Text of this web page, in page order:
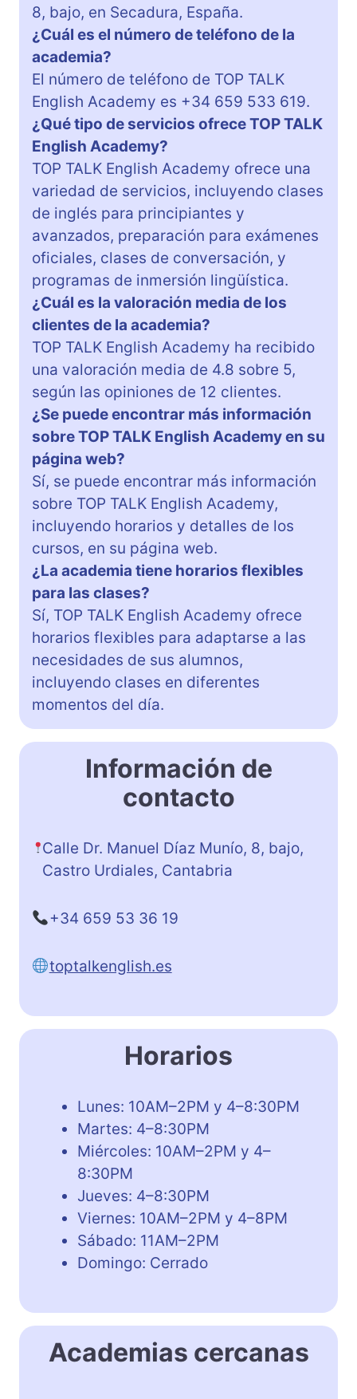
8, bajo, en Secadura, España.
¿Cuál es el número de teléfono de la
academia?
El número de teléfono de TOP TALK
English Academy es +34 659 533 619.
¿Qué tipo de servicios ofrece TOP TALK
English Academy?
TOP TALK English Academy ofrece una
variedad de servicios, incluyendo clases
de inglés para principiantes y
avanzados, preparación para exámenes
oficiales, clases de conversación, y
programas de inmersión lingüística.
¿Cuál es la valoración media de los
clientes de la academia?
TOP TALK English Academy ha recibido
una valoración media de 4.8 sobre 5,
según las opiniones de 12 clientes.
¿Se puede encontrar más información
sobre TOP TALK English Academy en su
página web?
Sí, se puede encontrar más información
sobre TOP TALK English Academy,
incluyendo horarios y detalles de los
cursos, en su página web.
¿La academia tiene horarios flexibles
para las clases?
Sí, TOP TALK English Academy ofrece
horarios flexibles para adaptarse a las
necesidades de sus alumnos,
incluyendo clases en diferentes
momentos del día.
Información de
contacto
Calle Dr. Manuel Díaz Munío, 8, bajo,
Castro Urdiales, Cantabria
+34 659 53 36 19
toptalkenglish.es
Horarios
Lunes: 10AM–2PM y 4–8:30PM
Martes: 4–8:30PM
Miércoles: 10AM–2PM y 4–
8:30PM
Jueves: 4–8:30PM
Viernes: 10AM–2PM y 4–8PM
Sábado: 11AM–2PM
Domingo: Cerrado
Academias cercanas